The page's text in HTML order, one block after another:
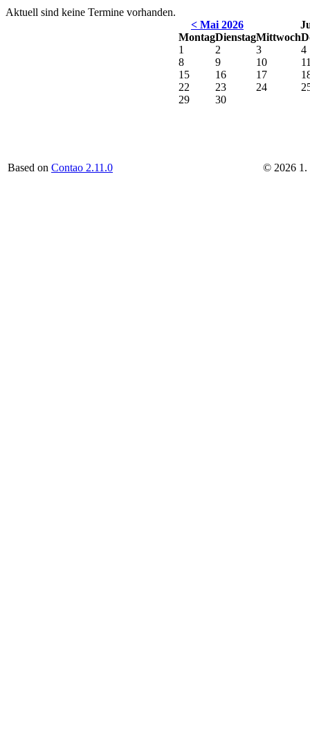
Aktuell sind keine Termine vorhanden.
< Mai 2026
MontagDienstagMittwoch
1
2 3
4
8
9 10
15
16 17
22
23 24
29
30
Based on Contao 2.11.0 © 2026